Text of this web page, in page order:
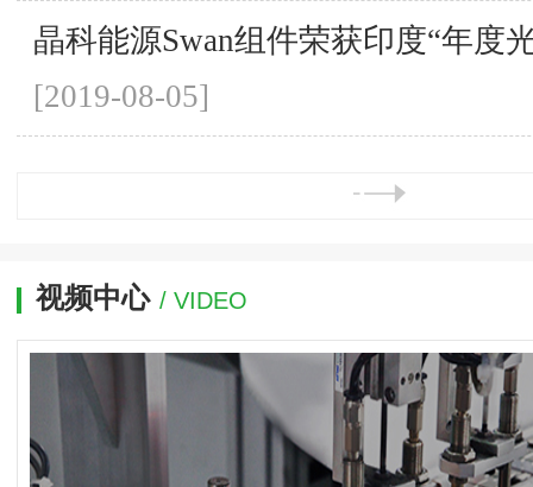
晶科能源Swan组件荣获印度“年度
[2019-08-05]
视频中心 / VIDEO